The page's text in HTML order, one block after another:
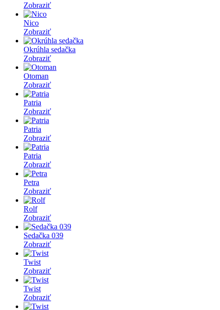
Zobraziť
Nico
Zobraziť
Okrúhla sedačka
Zobraziť
Otoman
Zobraziť
Patria
Zobraziť
Patria
Zobraziť
Patria
Zobraziť
Petra
Zobraziť
Rolf
Zobraziť
Sedačka 039
Zobraziť
Twist
Zobraziť
Twist
Zobraziť